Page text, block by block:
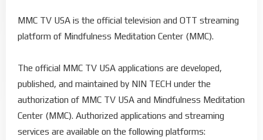
MMC TV USA is the official television and OTT streaming
platform of Mindfulness Meditation Center (MMC).
The official MMC TV USA applications are developed,
published, and maintained by NIN TECH under the
authorization of MMC TV USA and Mindfulness Meditation
Center (MMC). Authorized applications and streaming
services are available on the following platforms: